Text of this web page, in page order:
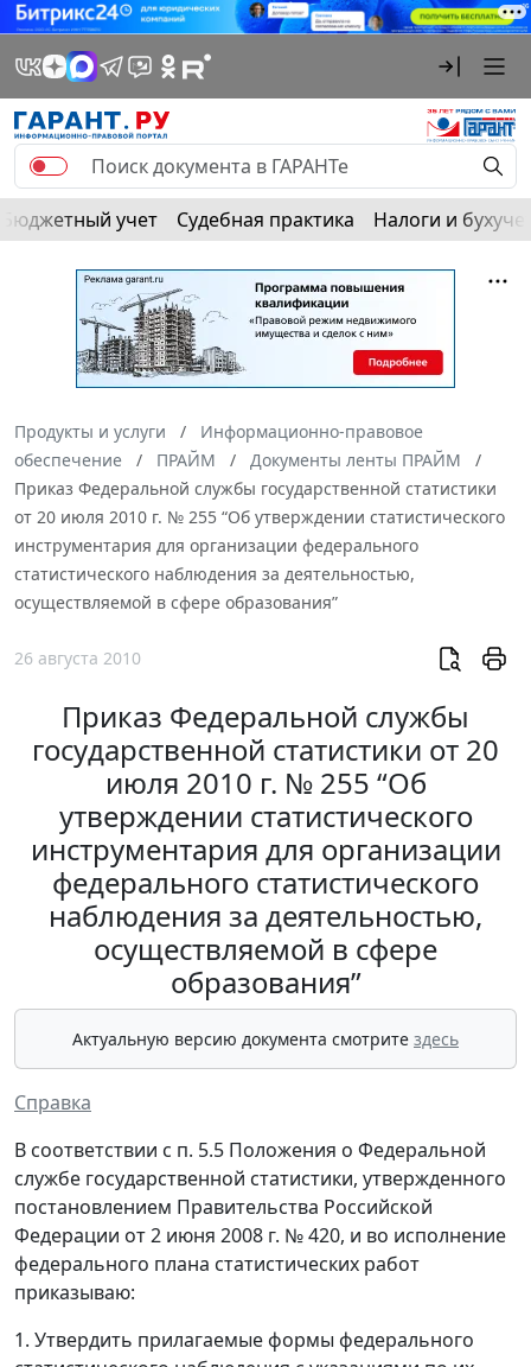
Бюджетный учет Судебная практика Налоги и
Продукты и услуги
Информационно-правовое
обеспечение
ПРАЙМ
Документы ленты ПРАЙМ
Приказ Федеральной службы государственной статистики
от 20 июля 2010 г. № 255 “Об утверждении статистического
инструментария для организации федерального
статистического наблюдения за деятельностью,
осуществляемой в сфере образования”
26 августа 2010
Приказ Федеральной службы
государственной статистики от 20
июля 2010 г. № 255 “Об
утверждении статистического
инструментария для организации
федерального статистического
наблюдения за деятельностью,
осуществляемой в сфере
образования”
Актуальную версию документа смотрите здесь
Справка
В соответствии с п. 5.5 Положения о Федеральной
службе государственной статистики, утвержденного
постановлением Правительства Российской
Федерации от 2 июня 2008 г. № 420, и во исполнение
федерального плана статистических работ
приказываю:
1. Утвердить прилагаемые формы федерального